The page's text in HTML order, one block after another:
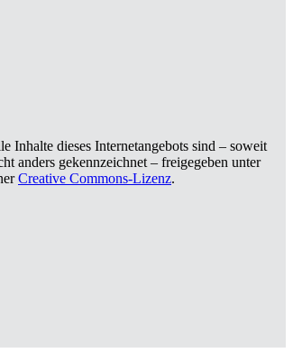
Inhalte dieses Internetangebots sind – soweit
anders gekennzeichnet – freigegeben unter
Creative Commons-Lizenz.